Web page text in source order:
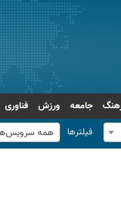
جامعه ورزش فناوری
فیلترها همه